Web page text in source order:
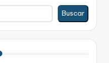
Buscar